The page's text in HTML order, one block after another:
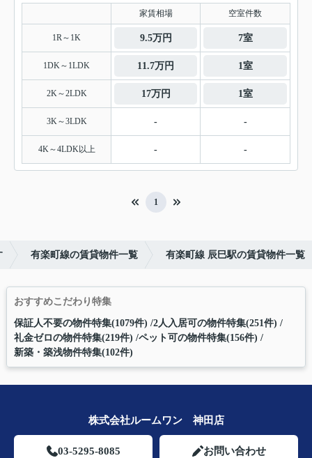
家賃相場 空室件数
1R～1K 9.5万円 7室
1DK～1LDK 11.7万円 1室
2K～2LDK 17万円 1室
3K～3LDK - -
4K～4LDK以上 - -
1
有楽町線の賃貸物件一覧 有楽町線 辰巳駅の賃貸物件一覧
おすすめこだわり特集
保証人不要の物件特集(1079件) 2人入居可の物件特集(251件)
礼金ゼロの物件特集(219件) ペット可の物件特集(156件)
新築・築浅物件特集(102件)
株式会社ルームワン 神田店
03-5295-8085 お問い合わせ